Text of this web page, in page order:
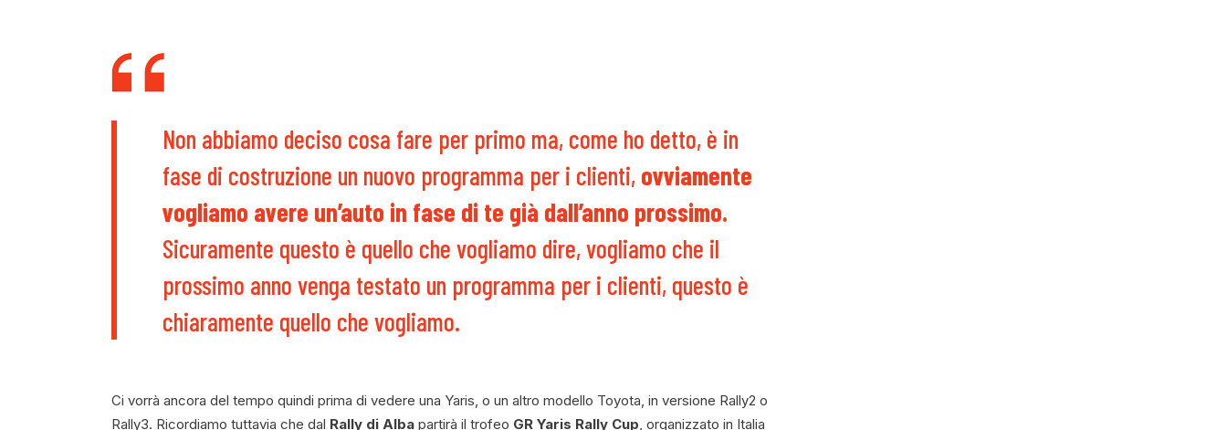
Non abbiamo deciso cosa fare per primo ma, come ho detto, è in
fase di costruzione un nuovo programma per i clienti, ovviamente
vogliamo avere un’auto in fase di te già dall’anno prossimo.
Sicuramente questo è quello che vogliamo dire, vogliamo che il
prossimo anno venga testato un programma per i clienti, questo è
chiaramente quello che vogliamo.
Ci vorrà ancora del tempo quindi prima di vedere una Yaris, o un altro modello Toyota, in versione Rally2 o
Rally3. Ricordiamo tuttavia che dal Rally di Alba partirà il trofeo GR Yaris Rally Cup , organizzato in Italia